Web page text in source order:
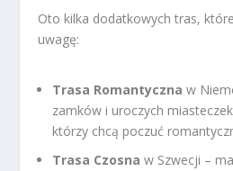
Oto kilka dodatkowych tras,
uwagę:
Trasa Romantyczna w
zamków i uroczych
którzy chcą poczuć
Trasa Czosna w Szwecji –